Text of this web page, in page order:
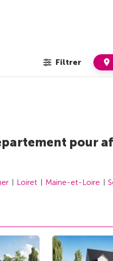
Filtrer
pour
Loiret Maine-et-Loire